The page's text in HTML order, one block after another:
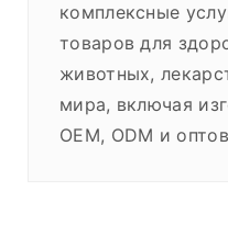
комплексные
товаров для
животных,
мира, включая
OEM, ODM и